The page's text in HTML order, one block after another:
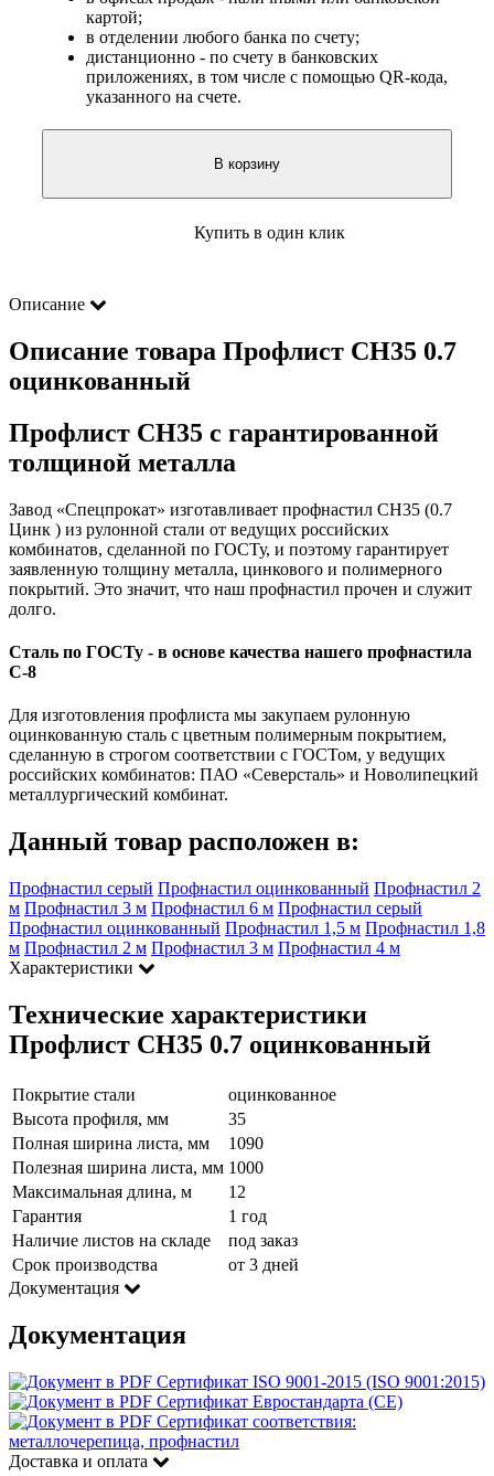
картой;
в отделении любого банка по счету;
дистанционно - по счету в банковских
приложениях, в том числе с помощью QR-кода,
указанного на счете.
В корзину
Купить в один клик
Описание
Описание товара Профлист СН35 0.7
оцинкованный
Профлист СН35 с гарантированной
толщиной металла
Завод «Спецпрокат» изготавливает профнастил СН35 (0.7
Цинк ) из рулонной стали от ведущих российских
комбинатов, сделанной по ГОСТу, и поэтому гарантирует
заявленную толщину металла, цинкового и полимерного
покрытий. Это значит, что наш профнастил прочен и служит
долго.
Сталь по ГОСТу - в основе качества нашего профнастила
C-8
Для изготовления профлиста мы закупаем рулонную
оцинкованную сталь с цветным полимерным покрытием,
сделанную в строгом соответствии с ГОСТом, у ведущих
российских комбинатов: ПАО «Северсталь» и Новолипецкий
металлургический комбинат.
Данный товар расположен в:
Профнастил серый Профнастил оцинкованный Профнастил 2
м Профнастил 3 м Профнастил 6 м Профнастил серый
Профнастил оцинкованный Профнастил 1,5 м Профнастил 1,8
м Профнастил 2 м Профнастил 3 м Профнастил 4 м
Характеристики
Технические характеристики
Профлист СН35 0.7 оцинкованный
Покрытие стали
оцинкованное
Высота профиля, мм
35
Полная ширина листа, мм
1090
Полезная ширина листа, мм 1000
Максимальная длина, м
12
Гарантия
1 год
Наличие листов на складе
под заказ
Срок производства
от 3 дней
Документация
Документация
Сертификат ISO 9001-2015 (ISO 9001:2015)
Сертификат Евростандарта (CE)
Сертификат соответствия:
металлочерепица, профнастил
Доставка и оплата